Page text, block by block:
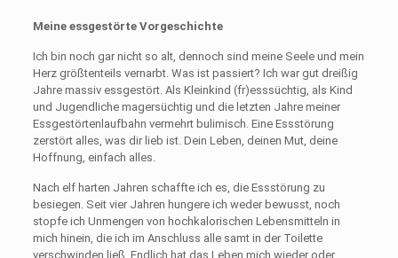
Meine essgestörte Vorgeschichte
Ich bin noch gar nicht so alt, dennoch sind meine Seele und mein
Herz größtenteils vernarbt. Was ist passiert? Ich war gut dreißig
Jahre massiv essgestört. Als Kleinkind (fr)esssüchtig, als Kind
und Jugendliche magersüchtig und die letzten Jahre meiner
Essgestörtenlaufbahn vermehrt bulimisch. Eine Essstörung
zerstört alles, was dir lieb ist. Dein Leben, deinen Mut, deine
Hoffnung, einfach alles.
Nach elf harten Jahren schaffte ich es, die Essstörung zu
besiegen. Seit vier Jahren hungere ich weder bewusst, noch
stopfe ich Unmengen von hochkalorischen Lebensmitteln in
mich hinein, die ich im Anschluss alle samt in der Toilette
verschwinden ließ. Endlich hat das Leben mich wieder oder